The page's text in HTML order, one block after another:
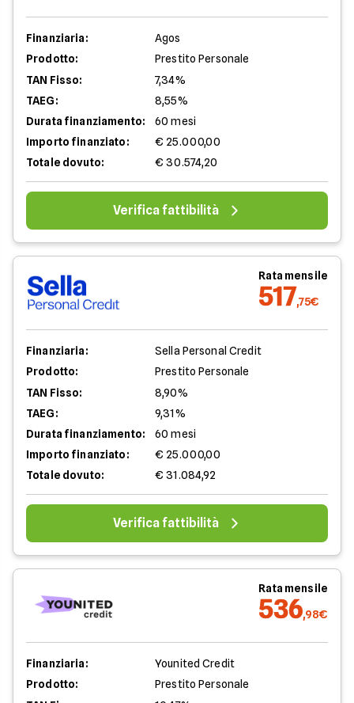
Finanziaria:
Agos
Prodotto:
Prestito Personale
TAN Fisso:
7,34%
TAEG:
8,55%
Durata finanziamento:
60 mesi
Importo finanziato:
€ 25.000,00
Totale dovuto:
€ 30.574,20
Verifica fattibilità
Rata mensile
517,75€
Finanziaria:
Sella Personal Credit
Prodotto:
Prestito Personale
TAN Fisso:
8,90%
TAEG:
9,31%
Durata finanziamento:
60 mesi
Importo finanziato:
€ 25.000,00
Totale dovuto:
€ 31.084,92
Verifica fattibilità
Rata mensile
536,98€
Finanziaria:
Younited Credit
Prodotto:
Prestito Personale